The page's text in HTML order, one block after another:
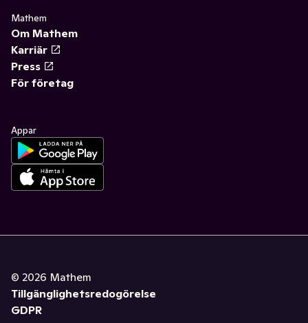
Mathem
Om Mathem
Karriär
Press
För företag
Appar
© 2026 Mathem
Tillgänglighetsredogörelse
GDPR